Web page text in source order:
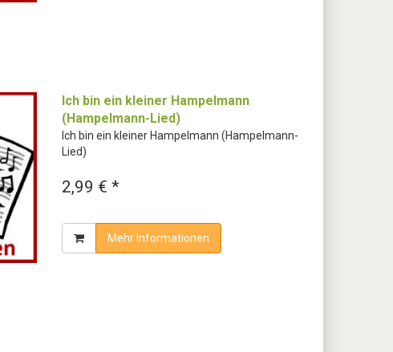
Ich bin ein kleiner Hampelmann
(Hampelmann-Lied)
Ich bin ein kleiner Hampelmann (Hampelmann-
Lied)
2,99 € *
Mehr Informationen